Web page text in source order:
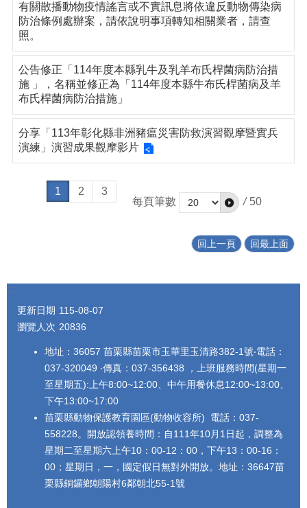
有關散播動物疫情謠言或不實訊息將依違反動物傳染病
防治條例處辦案，請依說明事項轉知相關業者，請查
照。
公告修正「114年度本縣乳牛及乳羊布氏桿菌病防治措
施 」，名稱並修正為「114年度本縣牛布氏桿菌病及羊
布氏桿菌病防治措施」
分享「113年彰化縣非洲豬瘟災害防救演習觀摩暨實兵
演練」演習成果觀摩影片
1 2
3
每頁筆數
/ 50
回上一頁 回最上面
:::
更新日期 115-08-07
瀏覽人次 20836
地址：36057 苗栗縣苗栗市玉華里玉清路382-1號‧電話：
037-320049 ‧傳真：037-356438 ，上班服務時間(星期一
至星期五):上午8:00~12:00、中午用餐休息12:00~13:00、
下午13:00~17:00
苗栗縣動物保護教育園區(動物收容所) 電話：037-
558228。開放認領養時間：自111年10月1日起，調整為
星期二至星期六上午10：00-12：00，下午13：00-16：
00；星期日，一，國定假日無對外開放。地址：36647苗
栗縣銅鑼鄉朝陽村6鄰朝北55-1號